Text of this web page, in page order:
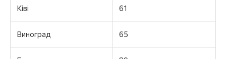
Ківі 61
Виноград 65